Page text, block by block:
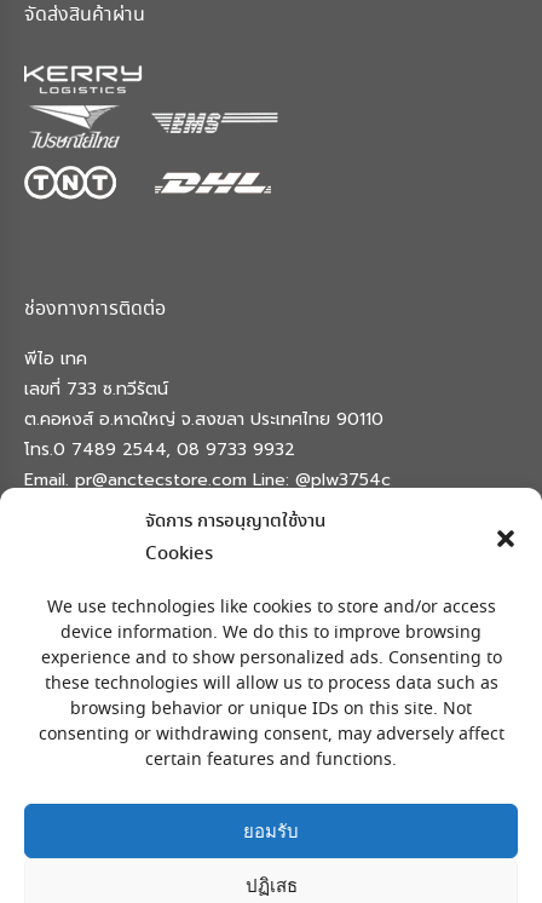
จัดการ การอนุญาตใช้งาน
Cookies
We use technologies like cookies to store and/or access
device information. We do this to improve browsing
experience and to show personalized ads. Consenting to
these technologies will allow us to process data such as
browsing behavior or unique IDs on this site. Not
consenting or withdrawing consent, may adversely affect
certain features and functions.
ยอมรับ
ปฏิเสธ
จัดส่งสินค้าผ่าน
ช่องทางการติดต่อ
พีไอ เทค
เลขที่ 733 ซ.ทวีรัตน์
ต.คอหงส์ อ.หาดใหญ่ จ.สงขลา ประเทศไทย 90110
โทร.0 7489 2544, 08 9733 9932
Email. pr@anctecstore.com Line: @plw3754c
opens
new
window
opens
in
new
window
opens
in
new
window
opens
in
new
window
เครื่องหมายลงทะเบียน
สงวนลิขสิทธิ์ © โดย พีไอ เทค 733 ซ.ทวีรัตน์ อ.หาดใหญ่ จ.สงขลา